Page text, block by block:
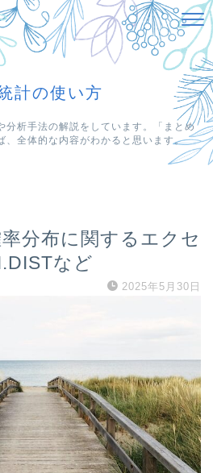
計の使い方
分析手法の解説をしています。「まとめ
、全体的な内容がわかると思います。
率分布に関するエクセ
など
2025年5月30日